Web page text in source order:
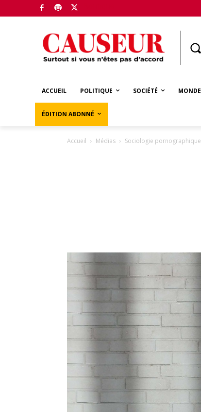
ACCUEIL POLITIQUE SOCIÉTÉ MONDE
ÉDITION ABONNÉ
Accueil Médias Sociologie pornographique